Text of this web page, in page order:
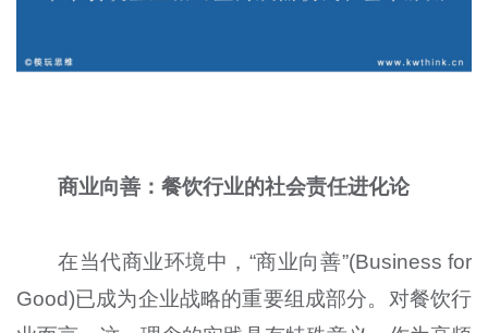
商业向善：餐饮行业的社会责任进化论
在当代商业环境中，“商业向善”(Business for
Good)已成为企业战略的重要组成部分。对餐饮行